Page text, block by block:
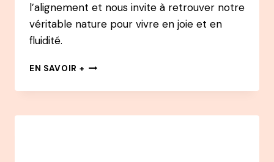
l’alignement et nous invite à retrouver notre
véritable nature pour vivre en joie et en
fluidité.
EN SAVOIR + 159
–
CHEVALIER